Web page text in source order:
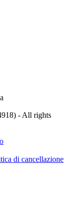
- All rights
di cancellazione